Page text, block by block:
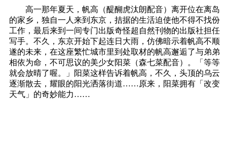
高一那年夏天，帆高（醍醐虎汰朗配音）离开位在离岛
的家乡，独自一人来到东京，拮据的生活迫使他不得不找份
工作，最后来到一间专门出版奇怪超自然刊物的出版社担任
写手。不久，东京开始下起连日大雨，仿佛暗示着帆高不顺
遂的未来，在这座繁忙城市里到处取材的帆高邂逅了与弟弟
相依为命，不可思议的美少女阳菜（森七菜配音）。「等等
就会放晴了喔。」阳菜这样告诉着帆高，不久，头顶的乌云
逐渐散去，耀眼的阳光洒落街道……原来，阳菜拥有「改变
天气」的奇妙能力……